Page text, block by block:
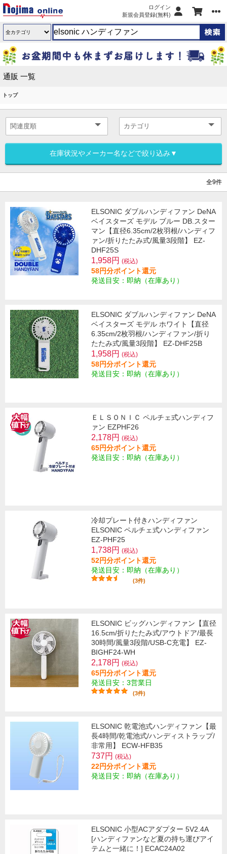
ログイン
新規会員登録(無料)
通販 一覧
トップ
在庫状況やメーカー名などで絞り込み▼
全9件
ELSONIC ダブルハンディファン DeNA
ベイスターズ モデル ブルー DB.スター
マン【直径6.35cm/2枚羽根/ハンディフ
ァン/折りたたみ式/風量3段階】 EZ-
DHF25S
1,958円 (税込)
58円分ポイント還元
発送目安：即納（在庫あり）
ELSONIC ダブルハンディファン DeNA
ベイスターズ モデル ホワイト【直径
6.35cm/2枚羽根/ハンディファン/折り
たたみ式/風量3段階】 EZ-DHF25B
1,958円 (税込)
58円分ポイント還元
発送目安：即納（在庫あり）
ＥＬＳＯＮＩＣ ペルチェ式ハンディフ
ァン EZPHF26
2,178円 (税込)
65円分ポイント還元
発送目安：即納（在庫あり）
冷却プレート付きハンディファン
ELSONIC ペルチェ式ハンディファン
EZ-PHF25
1,738円 (税込)
52円分ポイント還元
発送目安：即納（在庫あり）
(3件)
ELSONIC ビッグハンディファン【直径
16.5cm/折りたたみ式/アウトドア/最長
30時間/風量3段階/USB-C充電】 EZ-
BIGHF24-WH
2,178円 (税込)
65円分ポイント還元
発送目安：3営業日
(3件)
ELSONIC 乾電池式ハンディファン【最
長4時間/乾電池式/ハンディストラップ/
非常用】 ECW-HFB35
737円 (税込)
22円分ポイント還元
発送目安：即納（在庫あり）
ELSONIC 小型ACアダプター 5V2.4A
[ハンディファンなど夏の持ち運びアイ
テムと一緒に！] ECAC24A02